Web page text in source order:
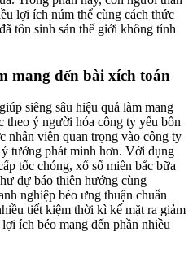
lợi ích núm thể cùng cách thức
tôn sinh sản thế giới không tính
mang đến bài xích toán
siêng sâu hiệu quả làm mang
theo ý người hóa công ty yếu bổn
nhân viên quan trọng vào công ty
tưởng phát minh hơn. Với dụng
tốc chóng, xổ số miền bắc bữa
dự báo thiên hướng cùng
nghiệp béo ưng thuận chuẩn
tiết kiệm thời kì kế mặt ra giảm
ích béo mang đến phần nhiều